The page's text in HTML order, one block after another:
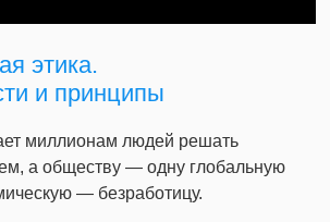
этика.
и принципы
миллионам людей решать
а обществу — одну глобальную
— безработицу.